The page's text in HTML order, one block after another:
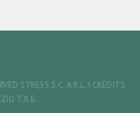
STRESS S.C. A R.L. | CREDITS
T.R.E.